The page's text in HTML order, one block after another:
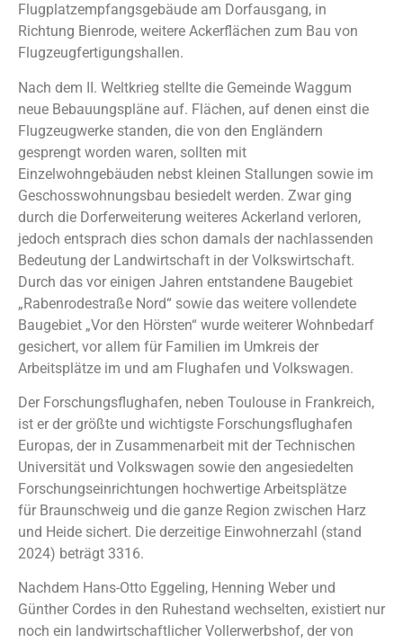
Flugplatzempfangsgebäude am Dorfausgang, in
Richtung Bienrode, weitere Ackerflächen zum Bau von
Flugzeugfertigungshallen.
Nach dem II. Weltkrieg stellte die Gemeinde Waggum
neue Bebauungspläne auf. Flächen, auf denen einst die
Flugzeugwerke standen, die von den Engländern
gesprengt worden waren, sollten mit
Einzelwohngebäuden nebst kleinen Stallungen sowie im
Geschosswohnungsbau besiedelt werden. Zwar ging
durch die Dorferweiterung weiteres Ackerland verloren,
jedoch entsprach dies schon damals der nachlassenden
Bedeutung der Landwirtschaft in der Volkswirtschaft.
Durch das vor einigen Jahren entstandene Baugebiet
„Rabenrodestraße Nord“ sowie das weitere vollendete
Baugebiet „Vor den Hörsten“ wurde weiterer Wohnbedarf
gesichert, vor allem für Familien im Umkreis der
Arbeitsplätze im und am Flughafen und Volkswagen.
Der Forschungsflughafen, neben Toulouse in Frankreich,
ist er der größte und wichtigste Forschungsflughafen
Europas, der in Zusammenarbeit mit der Technischen
Universität und Volkswagen sowie den angesiedelten
Forschungseinrichtungen hochwertige Arbeitsplätze
für Braunschweig und die ganze Region zwischen Harz
und Heide sichert. Die derzeitige Einwohnerzahl (stand
2024) beträgt 3316.
Nachdem Hans-Otto Eggeling, Henning Weber und
Günther Cordes in den Ruhestand wechselten, existiert nur
noch ein landwirtschaftlicher Vollerwerbshof, der von